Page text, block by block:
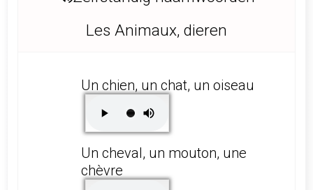
Les Animaux, dieren
Un chien, un chat, un oiseau
Un cheval, un mouton, une
chèvre